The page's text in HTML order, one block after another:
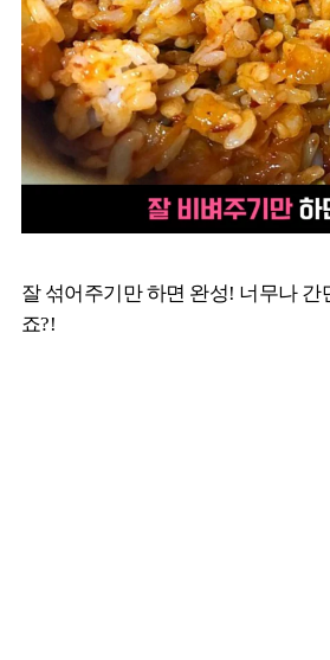
잘 섞어주기만 하면 완성! 너무나 간
죠?!